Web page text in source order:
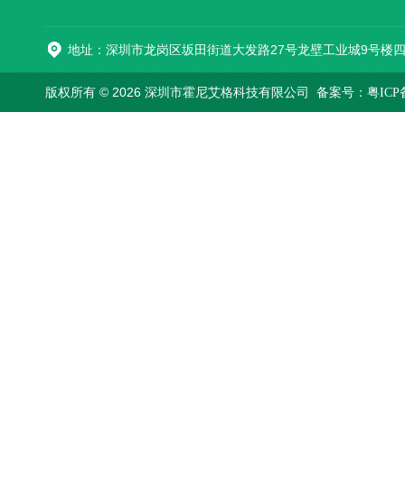
地址：深圳市龙岗区坂田街道大发路27号龙壁工业城9号楼
版权所有 © 2026 深圳市霍尼艾格科技有限公司 备案号：粤ICP